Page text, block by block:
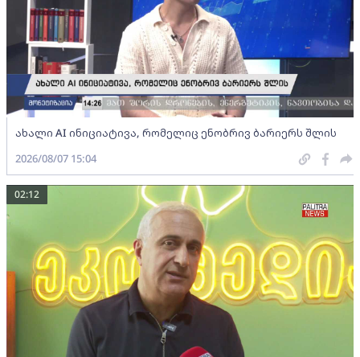
ახალი AI ინიციატივა, რომელიც ენობრივ ბარიერს შლის
2026/08/07 15:04
02:12